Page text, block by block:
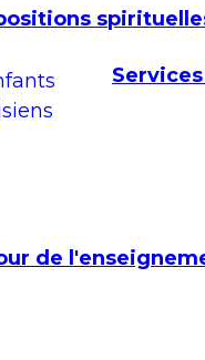
de